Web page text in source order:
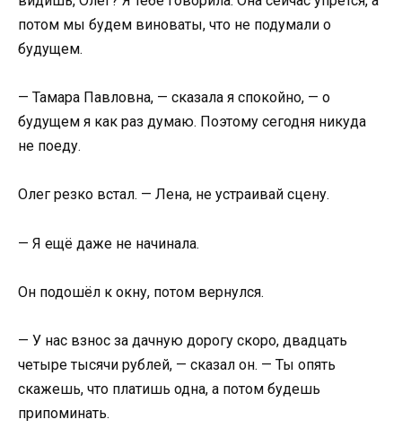
потом мы будем виноваты, что не подумали о
будущем.
— Тамара Павловна, — сказала я спокойно, — о
будущем я как раз думаю. Поэтому сегодня никуда
не поеду.
Олег резко встал. — Лена, не устраивай сцену.
— Я ещё даже не начинала.
Он подошёл к окну, потом вернулся.
— У нас взнос за дачную дорогу скоро, двадцать
четыре тысячи рублей, — сказал он. — Ты опять
скажешь, что платишь одна, а потом будешь
припоминать.